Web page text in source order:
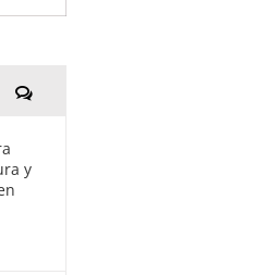
Comentarios
y